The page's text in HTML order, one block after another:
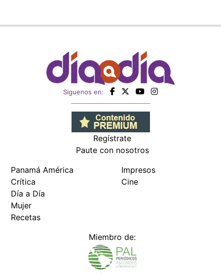
Siguenos en:
Regístrate
Paute con nosotros
Panamá América
Crítica
Día a Día
Mujer
Recetas
Impresos
Cine
Miembro de: